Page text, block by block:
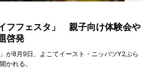
フフェスタ」 親子向け体験会や
啓発
が8月9日、よこてイースト・ニッパツY2ぷら
かれる。